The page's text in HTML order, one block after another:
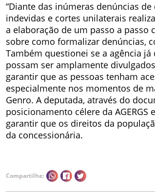
“Diante das inúmeras denúncias
indevidas e cortes unilaterais
a elaboração de um passo a passo
sobre como formalizar denúncias,
Também questionei se a agência
possam ser amplamente
garantir que as pessoas tenham
especialmente nos momentos de
Genro. A deputada, através do
posicionamento célere da
garantir que os direitos da
da concessionária.
Compartilhe: